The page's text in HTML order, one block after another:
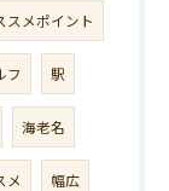
スメポイント
フ 駅
海老名
メ 幅広